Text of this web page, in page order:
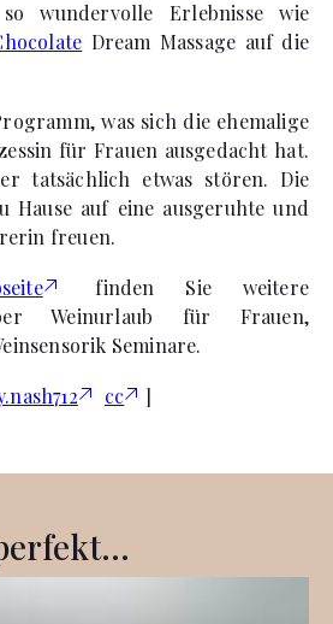
wundervolle Erlebnisse wie
Dream Massage auf die
was sich die ehemalige
für Frauen ausgedacht hat.
tatsächlich etwas stören. Die
Hause auf eine ausgeruhte und
freuen.
finden Sie weitere
Weinurlaub für Frauen,
Seminare.
cc ]